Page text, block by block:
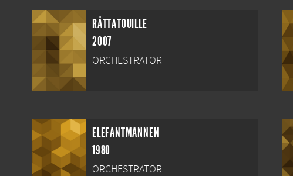
RÅTTATOUILLE
2007
ORCHESTRATOR
ELEFANTMANNEN
1980
ORCHESTRATOR